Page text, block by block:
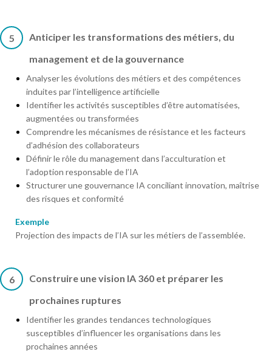
5
Anticiper les transformations des métiers, du
management et de la gouvernance
Analyser les évolutions des métiers et des compétences
induites par l’intelligence artificielle
Identifier les activités susceptibles d’être automatisées,
augmentées ou transformées
Comprendre les mécanismes de résistance et les facteurs
d’adhésion des collaborateurs
Définir le rôle du management dans l’acculturation et
l’adoption responsable de l’IA
Structurer une gouvernance IA conciliant innovation, maîtrise
des risques et conformité
Exemple
Projection des impacts de l’IA sur les métiers de l’assemblée.
6
Construire une vision IA 360 et préparer les
prochaines ruptures
Identifier les grandes tendances technologiques
susceptibles d’influencer les organisations dans les
prochaines années